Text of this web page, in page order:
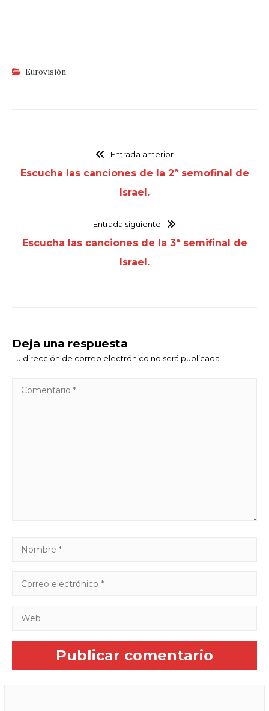
Eurovisión
Entrada anterior
Escucha las canciones de la 2ª semofinal de
Israel.
Entrada siguiente
Escucha las canciones de la 3ª semifinal de
Israel.
Deja una respuesta
Tu dirección de correo electrónico no será publicada.